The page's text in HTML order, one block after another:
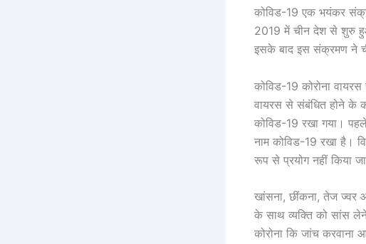
कोविड-19 एक भयंकर
2019 में चीन देश से शुरु
इसके बाद इस संक्रमण ने
कोविड-19 कोरोना
वायरस से संबंधित होने के
कोविड-19 रखा गया।
नाम कोविड-19 रखा है।
रूप से प्रयोग नहीं किया
खांसना, छींकना, तेज ज्वर
के साथ व्यक्ति को सांस लेने
कोरोना कि जांच करवाना